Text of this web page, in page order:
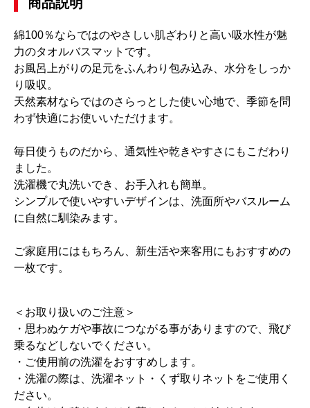
綿100％ならではのやさしい肌ざわりと高い吸水性が魅
力のタオルバスマットです。
お風呂上がりの足元をふんわり包み込み、水分をしっか
り吸収。
天然素材ならではのさらっとした使い心地で、季節を問
わず快適にお使いいただけます。
毎日使うものだから、通気性や乾きやすさにもこだわり
ました。
洗濯機で丸洗いでき、お手入れも簡単。
シンプルで使いやすいデザインは、洗面所やバスルーム
に自然に馴染みます。
ご家庭用にはもちろん、新生活や来客用にもおすすめの
一枚です。
＜お取り扱いのご注意＞
・思わぬケガや事故につながる事がありますので、飛び
乗るなどしないでください。
・ご使用前の洗濯をおすすめします。
・洗濯の際は、洗濯ネット・くず取りネットをご使用く
ださい。